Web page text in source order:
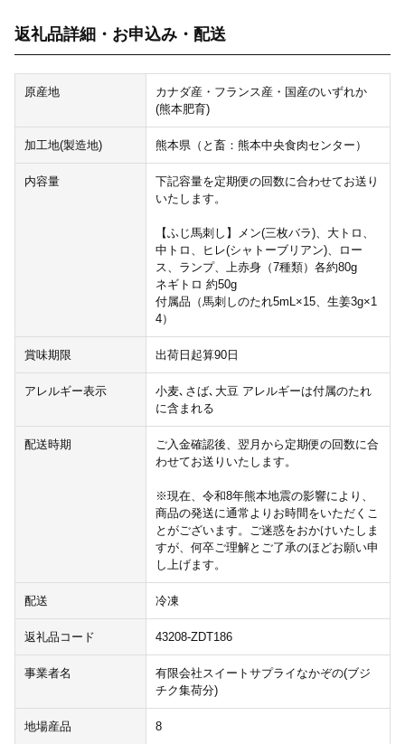
返礼品詳細・お申込み・配送
原産地
カナダ産・フランス産・国産のいずれか
(熊本肥育)
加工地(製造地) 熊本県（と畜：熊本中央食肉センター）
内容量
下記容量を定期便の回数に合わせてお送り
いたします。
【ふじ馬刺し】メン(三枚バラ)、大トロ、
中トロ、ヒレ(シャトーブリアン)、ロー
ス、ランプ、上赤身（7種類）各約80g
ネギトロ 約50g
付属品（馬刺しのたれ5mL×15、生姜3g×1
4）
賞味期限 出荷日起算90日
アレルギー表示
小麦､さば､大豆 アレルギーは付属のたれ
に含まれる
配送時期
ご入金確認後、翌月から定期便の回数に合
わせてお送りいたします。
※現在、令和8年熊本地震の影響により、
商品の発送に通常よりお時間をいただくこ
とがございます。ご迷惑をおかけいたしま
すが、何卒ご理解とご了承のほどお願い申
し上げます。
配送 冷凍
返礼品コード 43208-ZDT186
事業者名
有限会社スイートサプライなかぞの(ブジ
チク集荷分)
地場産品 8